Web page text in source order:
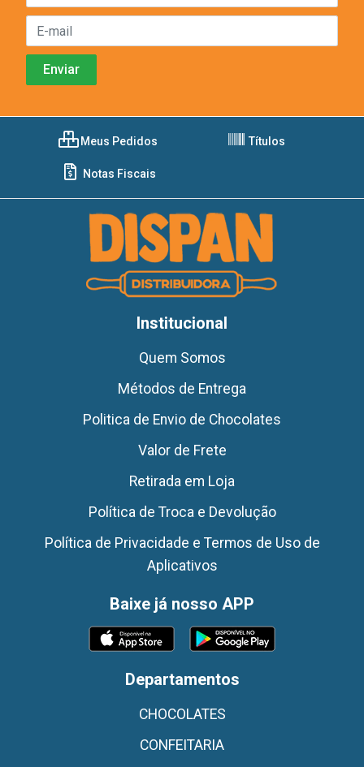
Meus Pedidos Títulos
Notas Fiscais
Institucional
Quem Somos
Métodos de Entrega
Politica de Envio de Chocolates
Valor de Frete
Retirada em Loja
Política de Troca e Devolução
Política de Privacidade e Termos de Uso de
Aplicativos
Baixe já nosso APP
Departamentos
CHOCOLATES
CONFEITARIA